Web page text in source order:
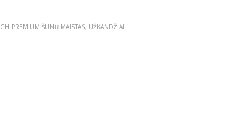
PREMIUM ŠUNŲ MAISTAS, UŽKANDŽIAI